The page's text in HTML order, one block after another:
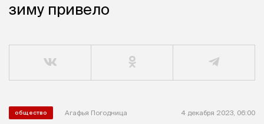
зиму привело
общество Агафья Погодница 4 декабря 2023, 06:00